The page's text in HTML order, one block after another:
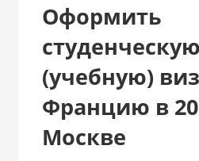
Оформить
студенческую
(учебную)
Францию в
Москве